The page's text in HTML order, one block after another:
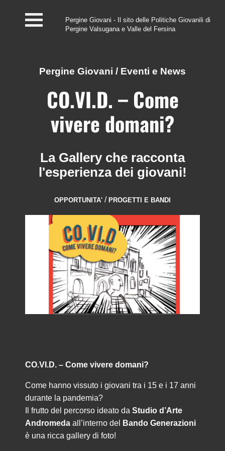
#InfoPoint
Centro #Kairos
PGZ Pergine e Valle
del Fersina
Eventi e News
Contatti
Pergine Giovani - Il sito delle Politiche Giovanili di
Pergine Valsugana e Valle del Fersina
Pergine Giovani / Eventi e News
CO.VI.D. – Come
vivere domani?
La Gallery che racconta
l'esperienza dei giovani!
OPPORTUNITA' / PROGETTI E BANDI
CO.VI.D. – Come vivere domani?
Come hanno vissuto i giovani tra i 15 e i 17 anni
durante la pandemia?
Il frutto del percorso ideato da Studio d’Arte
Andromeda all’interno del
Bando Generazioni
è una ricca gallery di foto!